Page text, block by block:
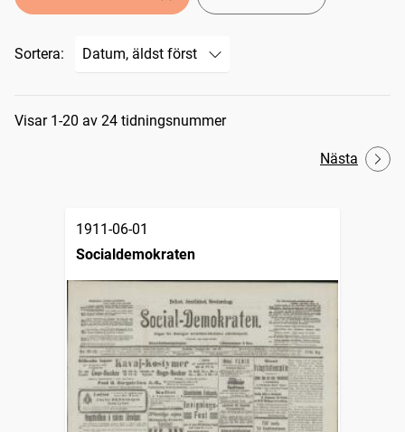
Sortera:
Sökresultat
Visar 1-20 av 24 tidningsnummer
Nästa
1911-06-01
Socialdemokraten